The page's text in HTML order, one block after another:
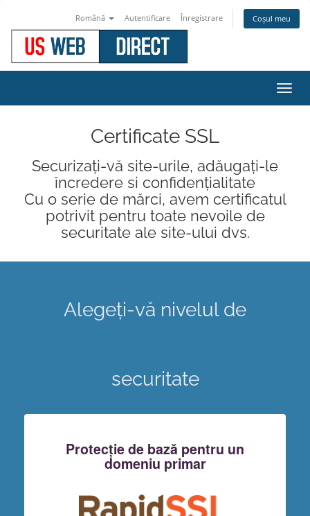
Română Autentificare Înregistrare Coșul meu
Certificate SSL
Securizați-vă site-urile, adăugați-le
încredere si confidențialitate
Cu o serie de mărci, avem certificatul
potrivit pentru toate nevoile de
securitate ale site-ului dvs.
Alegeți-vă nivelul de
securitate
Protecție de bază pentru un
domeniu primar